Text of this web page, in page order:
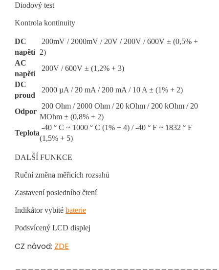
Diodový test
Kontrola kontinuity
DC
napětí
200mV / 2000mV / 20V / 200V / 600V ± (0,5% +
2)
AC
napětí
200V / 600V ± (1,2% + 3)
DC
proud
2000 µA / 20 mA / 200 mA / 10 A ± (1% + 2)
Odpor
200 Ohm / 2000 Ohm / 20 kOhm / 200 kOhm / 20
MOhm ± (0,8% + 2)
Teplota
-40 ° C ~ 1000 ° C (1% + 4) / -40 ° F ~ 1832 ° F
(1,5% + 5)
DALŠÍ FUNKCE
Ruční změna měřicích rozsahů
Zastavení posledního čtení
Indikátor vybité baterie
Podsvícený LCD displej
CZ návod: ZDE